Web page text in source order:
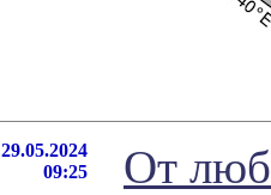
29.05.2024
09:25
От